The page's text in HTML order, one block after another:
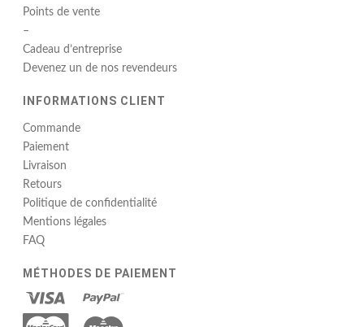
Points de vente
–
Cadeau d’entreprise
Devenez un de nos revendeurs
INFORMATIONS CLIENT
Commande
Paiement
Livraison
Retours
Politique de confidentialité
Mentions légales
FAQ
MÉTHODES DE PAIEMENT